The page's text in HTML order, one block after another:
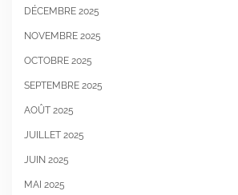
DÉCEMBRE 2025
NOVEMBRE 2025
OCTOBRE 2025
SEPTEMBRE 2025
AOÛT 2025
JUILLET 2025
JUIN 2025
MAI 2025